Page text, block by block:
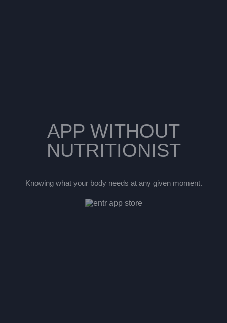
APP WITHOUT
NUTRITIONIST
Knowing what your body needs at any given moment.